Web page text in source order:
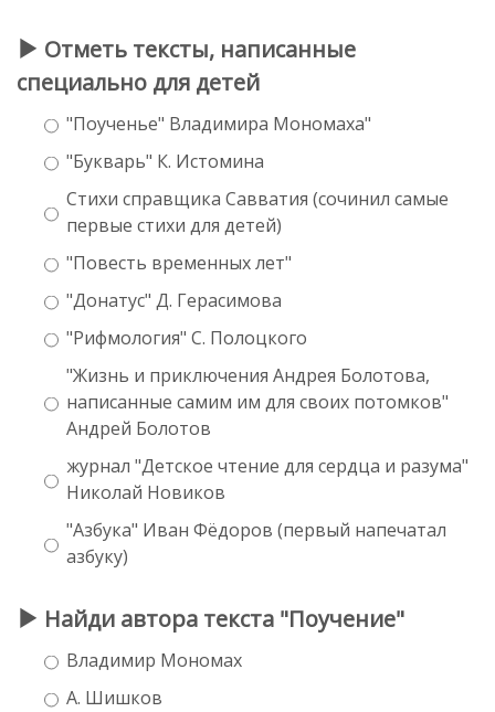
Отметь тексты, написанные
специально для детей
"Поученье" Владимира Мономаха"
"Букварь" К. Истомина
Стихи справщика Савватия (сочинил самые
первые стихи для детей)
"Повесть временных лет"
"Донатус" Д. Герасимова
"Рифмология" С. Полоцкого
"Жизнь и приключения Андрея Болотова,
написанные самим им для своих потомков"
Андрей Болотов
журнал "Детское чтение для сердца и разума"
Николай Новиков
"Азбука" Иван Фёдоров (первый напечатал
азбуку)
Найди автора текста "Поучение"
Владимир Мономах
А. Шишков